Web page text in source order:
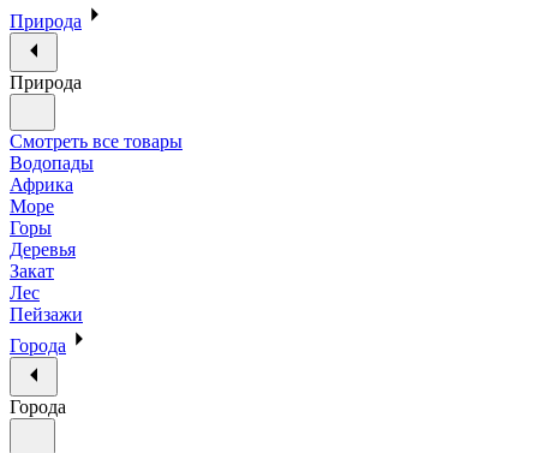
Природа
Природа
Смотреть все товары
Водопады
Африка
Море
Горы
Деревья
Закат
Лес
Пейзажи
Города
Города